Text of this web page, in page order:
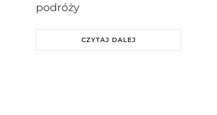
podróży
CZYTAJ DALEJ